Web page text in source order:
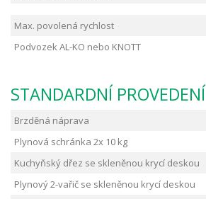
Max. povolená rychlost
Podvozek AL-KO nebo KNOTT
STANDARDNÍ PROVEDENÍ
Brzděná náprava
Plynová schránka 2x 10 kg
Kuchyňský dřez se skleněnou krycí deskou
Plynový 2-vařič se skleněnou krycí deskou